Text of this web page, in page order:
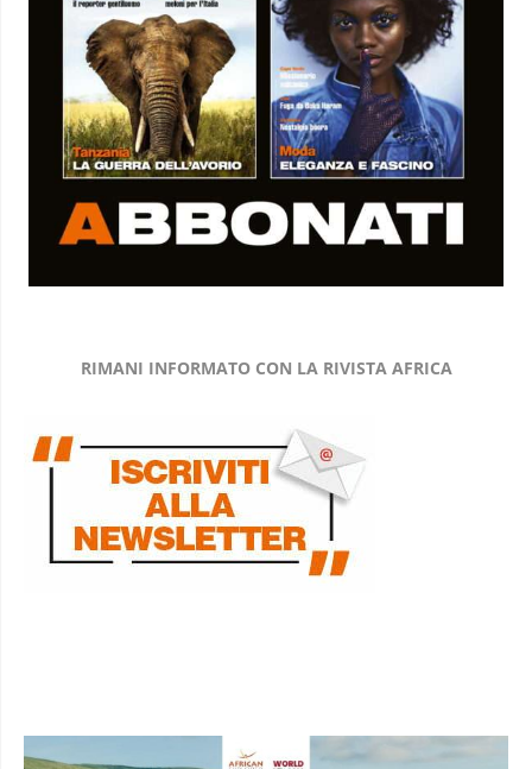
RIMANI INFORMATO CON LA RIVISTA AFRICA